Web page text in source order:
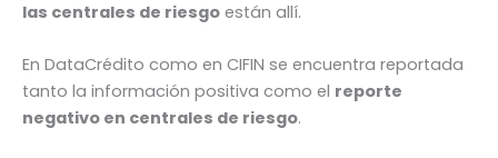
las centrales de riesgo están allí.
En DataCrédito como en CIFIN se encuentra reportada
tanto la información positiva como el reporte
negativo en centrales de riesgo.